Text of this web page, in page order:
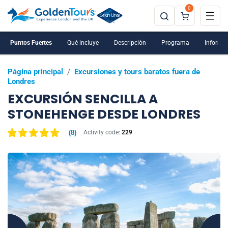
0
Página principal / Excursiones y tours baratos fuera de
Londres
EXCURSIÓN SENCILLA A
STONEHENGE DESDE LONDRES
(8) Activity code: 229
Puntos Fuertes Qué incluye Descripción Programa